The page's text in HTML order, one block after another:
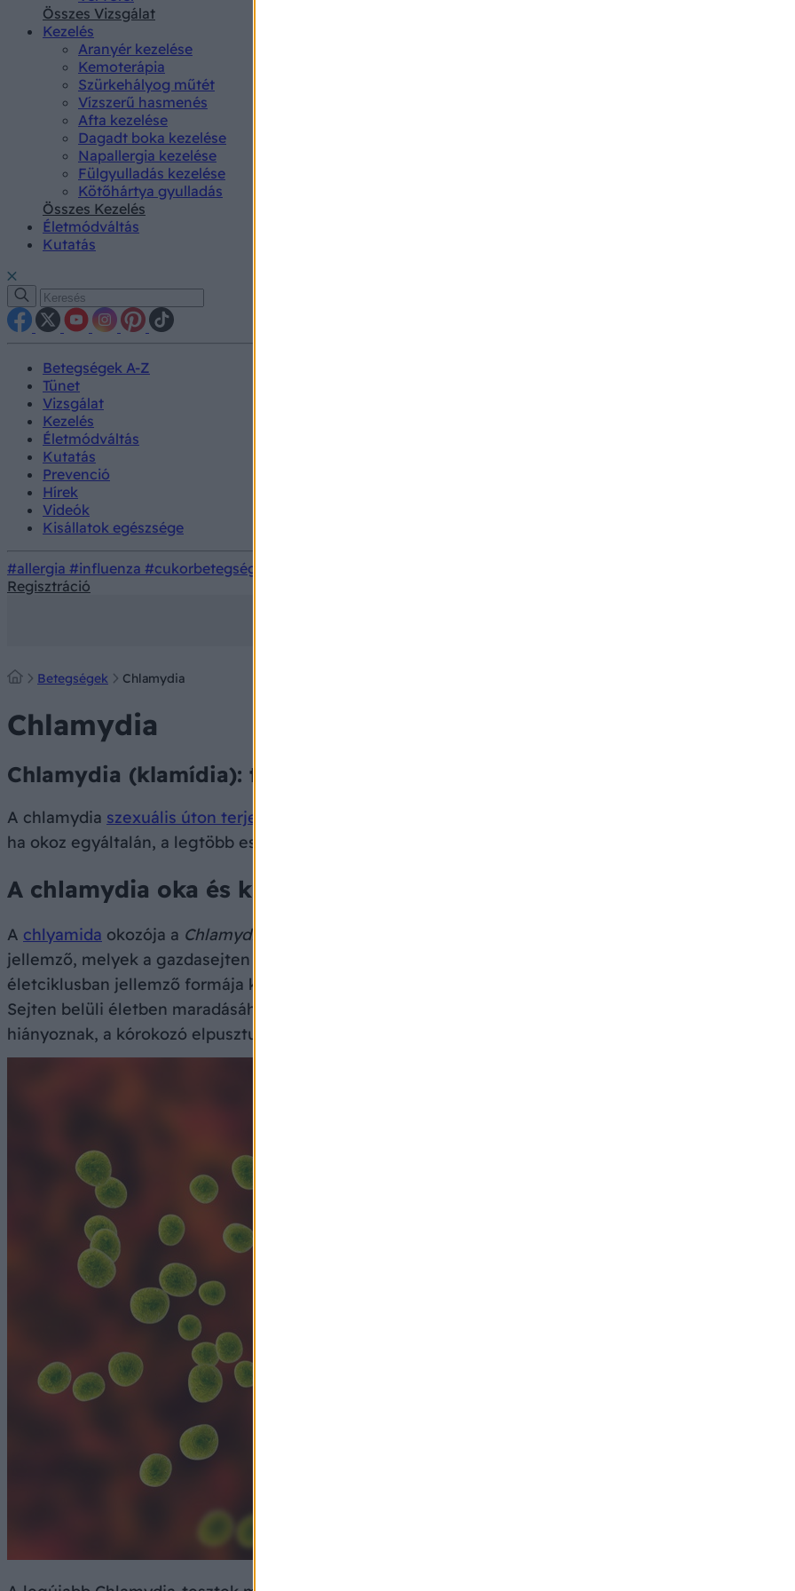
Összes Vizsgálat
Kezelés
Aranyér kezelése
Kemoterápia
Szürkehályog műtét
Vízszerű hasmenés
Afta kezelése
Dagadt boka kezelése
Napallergia kezelése
Fülgyulladás kezelése
Kötőhártya gyulladás
Összes Kezelés
Életmódváltás
Kutatás
Betegségek A-Z
Tünet
Vizsgálat
Kezelés
Életmódváltás
Kutatás
Prevenció
Hírek
Videók
Kisállatok egészsége
#allergia #influenza #cukorbetegség
Regisztráció
Betegségek Chlamydia
Chlamydia
Chlamydia (klamídia): tünetei, vizsgálata és kezelési lehetőségei
A chlamydia szexuális úton terjedő
, bakteriális eredetű fertőző, gyakori betegség, mely főként a
ha okoz egyáltalán, a legtöbb esetben ugyanis tünetmentesen esik át rajta a fertőzött. Rendkívül
A chlamydia oka és kialakulása
A chlyamida okozója a Chlamydia trachomatis
e
jellemző, melyek a gazdasejten kívül és belül is életképessé teszik, ugyanakkor a baktérium csak
életciklusban jellemző formája kisebb, ez fertőzi meg a sejteket. A második életciklusra jellemző
Sejten belüli életben maradásához és szaporodásához a gazdasejt által biztosított aminosavak,
hiányoznak, a kórokozó elpusztul.